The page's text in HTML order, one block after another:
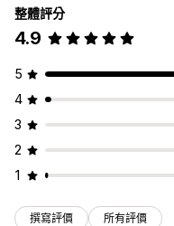
整體評分
4.9
5
4
3
2
1
撰寫評價 所有評價